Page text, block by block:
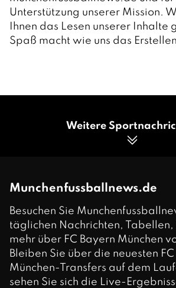
Unterstützung unserer Mission.
Ihnen das Lesen unserer Inhalte
Spaß macht wie uns das
Weitere
Munchenfussballnews.de
Besuchen Sie
täglichen Nachrichten, Tabellen,
mehr über FC Bayern München
Bleiben Sie über die neuesten
München-Transfers auf dem
sehen Sie sich die Live-